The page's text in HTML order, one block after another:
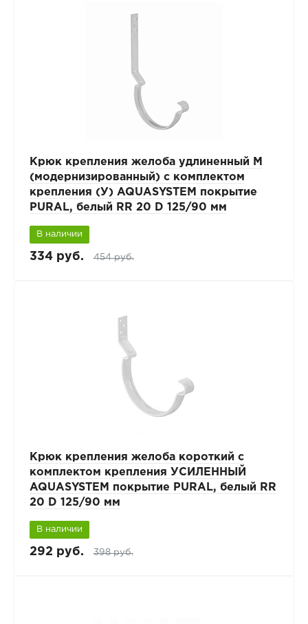
Крюк крепления желоба удлиненный М
(модернизированный) с комплектом
крепления (У) AQUASYSTEM покрытие
PURAL, белый RR 20 D 125/90 мм
В наличии
334 руб. 454 руб.
Крюк крепления желоба короткий с
комплектом крепления УСИЛЕННЫЙ
AQUASYSTEM покрытие PURAL, белый RR
20 D 125/90 мм
В наличии
292 руб. 398 руб.